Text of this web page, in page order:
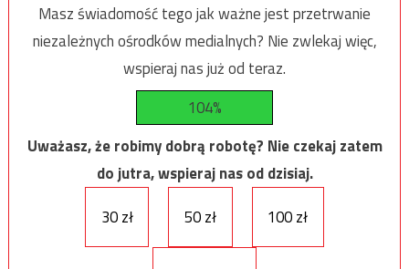
Masz świadomość tego jak ważne jest przetrwanie
niezależnych ośrodków medialnych? Nie zwlekaj więc,
wspieraj nas już od teraz.
104%
Uważasz, że robimy dobrą robotę? Nie czekaj zatem
do jutra, wspieraj nas od dzisiaj.
30 zł
50 zł 100 zł